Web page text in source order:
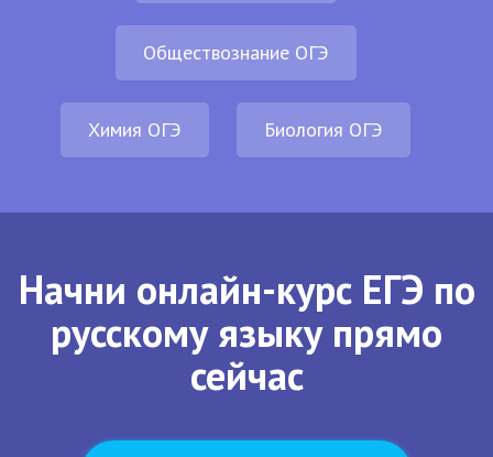
Обществознание ОГЭ
Химия ОГЭ Биология ОГЭ
Начни онлайн-курс ЕГЭ по
русскому языку прямо
сейчас